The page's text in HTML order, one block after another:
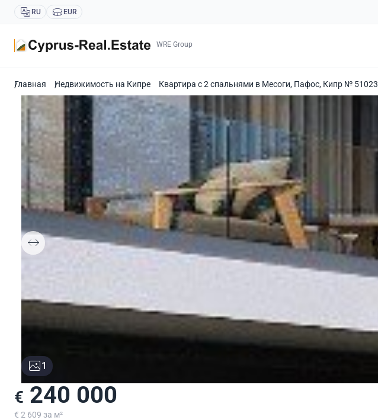
RU EUR
WRE Group
Главная Недвижимость на Кипре Квартира с 2 спальнями в Месоги, Пафос, Кипр № 51023
1
€ 240 000
€ 2 609 за м²